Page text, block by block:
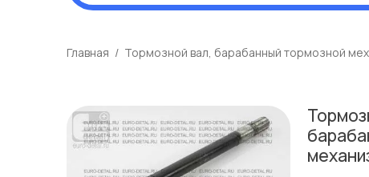
Главная Тормозной вал, барабанный тормозной